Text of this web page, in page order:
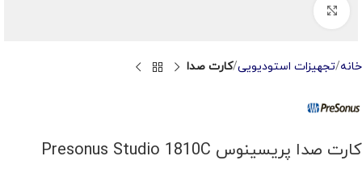
خانه تجهیزات استودیویی کارت صدا
کارت صدا پریسینوس Presonus Studio 1810C